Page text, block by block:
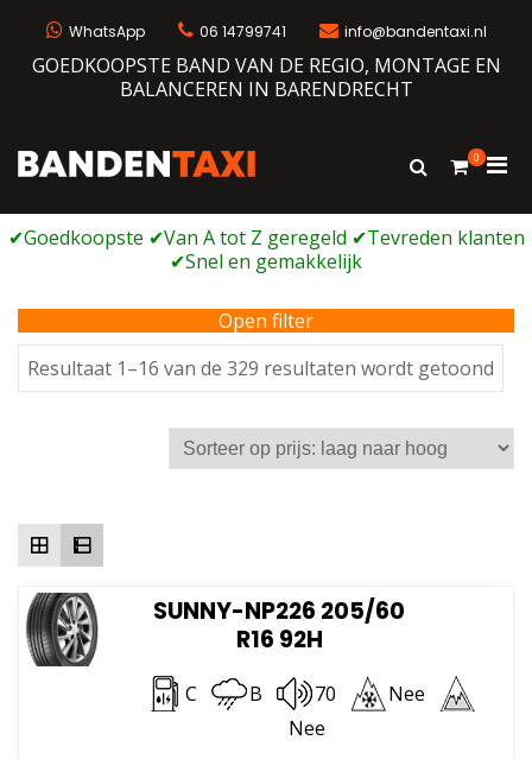
WhatsApp 06 14799741 info@bandentaxi.nl
GOEDKOOPSTE BAND VAN DE REGIO, MONTAGE EN
BALANCEREN IN BARENDRECHT
Bandengarage met eigen webshop
Toon
0
voor
Open filter
Resultaat 1–16 van de 329 resultaten wordt getoond
op
laag
SUNNY-NP226 205/60
R16 92H
C B 70
Nee
Nee